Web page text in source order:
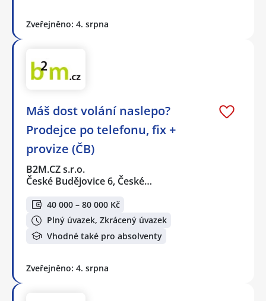
Zveřejněno: 4. srpna
Máš dost volání naslepo?
Prodejce po telefonu, fix +
provize (ČB)
B2M.CZ s.r.o.
České Budějovice 6, České…
40 000 – 80 000 Kč
Plný úvazek, Zkrácený úvazek
Vhodné také pro absolventy
Zveřejněno: 4. srpna